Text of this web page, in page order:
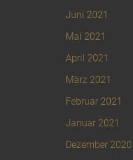
Juni 2021
Mai 2021
April 2021
März 2021
Februar 2021
Januar 2021
Dezember 2020